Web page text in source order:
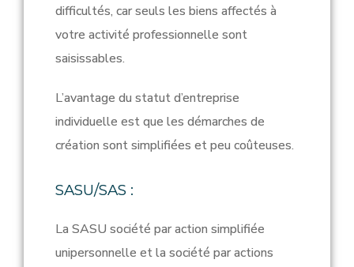
difficultés, car seuls les biens affectés à
votre activité professionnelle sont
saisissables.
L’avantage du statut d’entreprise
individuelle est que les démarches de
création sont simplifiées et peu coûteuses.
SASU/SAS :
La SASU société par action simplifiée
unipersonnelle et la société par actions